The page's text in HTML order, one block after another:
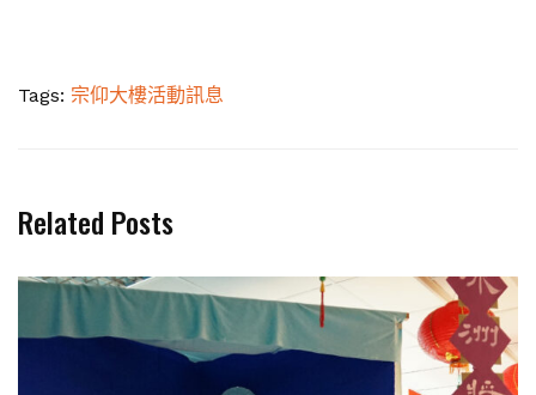
Tags: 宗仰大樓活動訊息
Related Posts